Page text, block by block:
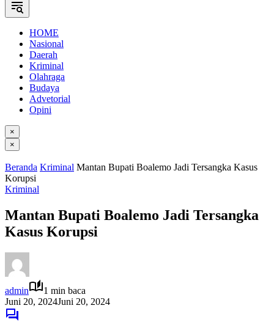
HOME
Nasional
Daerah
Kriminal
Olahraga
Budaya
Advetorial
Opini
×
×
Beranda Kriminal Mantan Bupati Boalemo Jadi Tersangka Kasus
Korupsi
Kriminal
Mantan Bupati Boalemo Jadi Tersangka
Kasus Korupsi
admin
1 min baca
Juni 20, 2024Juni 20, 2024